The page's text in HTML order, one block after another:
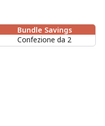
Bundle Savings
Confezione da 2